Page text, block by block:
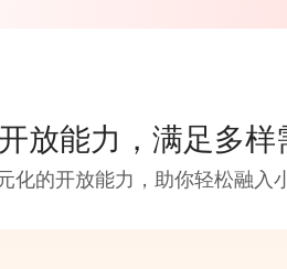
放能力，满足多样
化的开放能力，助你轻松融入